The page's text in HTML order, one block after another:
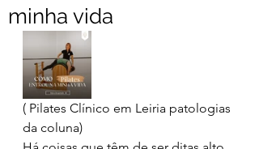
minha vida
( Pilates Clínico em Leiria patologias
da coluna)